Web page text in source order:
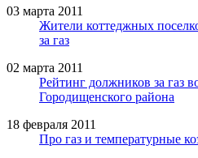
03 марта 2011
Жители коттеджных
за газ
02 марта 2011
Рейтинг должников за
Городищенского района
18 февраля 2011
Про газ и температурные